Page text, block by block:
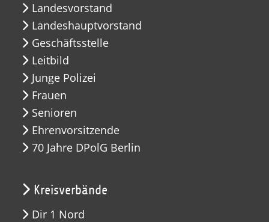
Landesvorstand
Landeshauptvorstand
Geschäftsstelle
Leitbild
Junge Polizei
Frauen
Senioren
Ehrenvorsitzende
70 Jahre DPolG Berlin
Kreisverbände
Dir 1 Nord